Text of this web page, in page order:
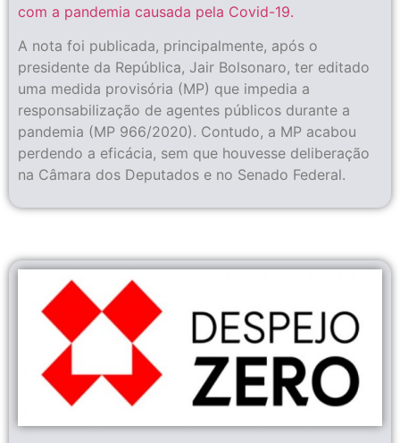
com a pandemia causada pela Covid-19.
A nota foi publicada, principalmente, após o
presidente da República, Jair Bolsonaro, ter editado
uma medida provisória (MP) que impedia a
responsabilização de agentes públicos durante a
pandemia (MP 966/2020). Contudo, a MP acabou
perdendo a eficácia, sem que houvesse deliberação
na Câmara dos Deputados e no Senado Federal.